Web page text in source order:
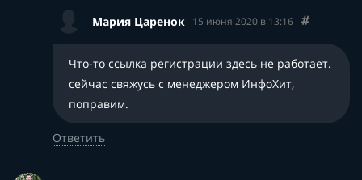
Мария Царенок 15 июня 2020 в 13:16
Что-то ссылка регистрации здесь не работает.
сейчас свяжусь с менеджером ИнфоХит,
поправим.
Ответить